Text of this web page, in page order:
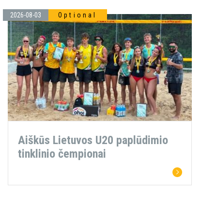
2026-08-03 Optional
Aiškūs Lietuvos U20 paplūdimio
tinklinio čempionai